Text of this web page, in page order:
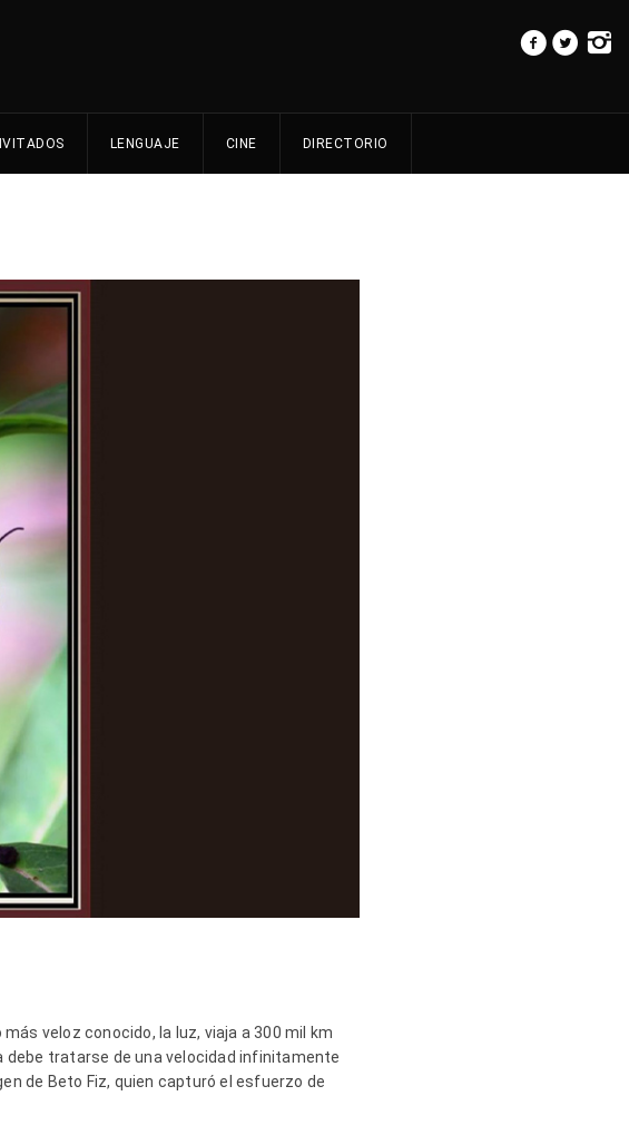
LENGUAJE CINE DIRECTORIO
veloz conocido, la luz, viaja a 300 mil km
debe tratarse de una velocidad infinitamente
de Beto Fiz, quien capturó el esfuerzo de